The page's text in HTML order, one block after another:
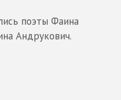
поэты Фаина
Андрукович.